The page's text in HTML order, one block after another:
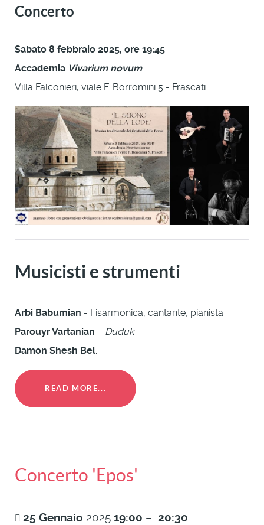
Concerto
Sabato 8 febbraio 2025, ore 19:45
Accademia Vivarium novum
Villa Falconieri, viale F. Borromini 5 - Frascati
Musicisti e strumenti
Arbi Babumian - Fisarmonica, cantante, pianista
Parouyr Vartanian – Duduk
Damon Shesh Bel...
READ MORE...
Concerto 'Epos'
25 Gennaio 2025 19:00 – 20:30